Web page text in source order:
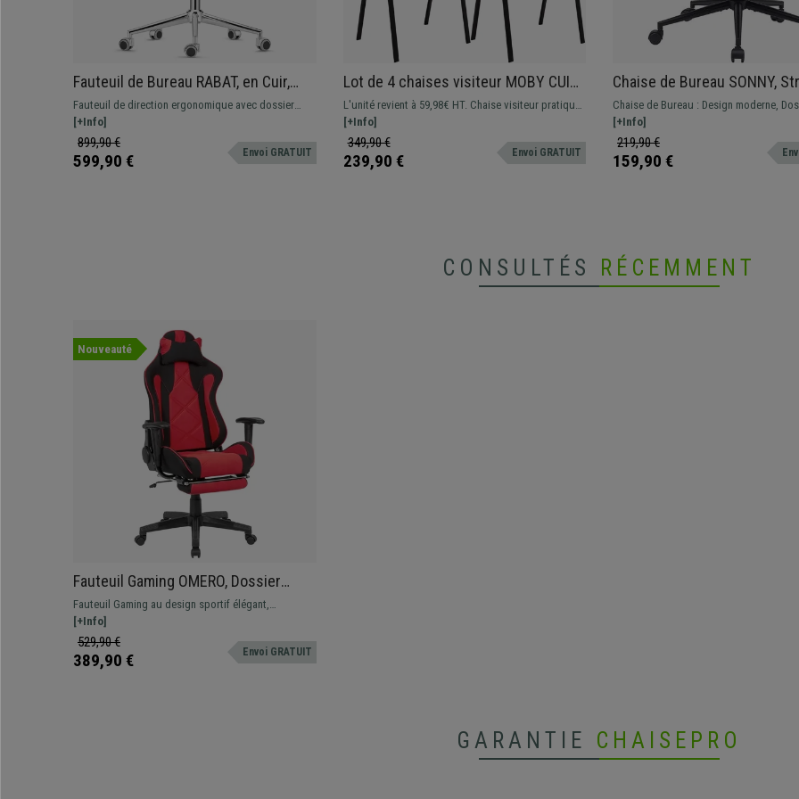
Fauteuil de Bureau RABAT, en Cuir,
Rouge, Dossier Basculant Taille
Intermédiaire
Fauteuil de direction ergonomique avec dossier
basculant. Design et finitions parfaites, luxe et
confort au meilleur prix
[+Info]
899,90 €
599,90 € Envoi GRATUIT
Lot de 4 chaises visiteur MOBY CUIR,
Commode et Pratique, Prix
Incroyable, Gris et Piétement Noir
L'unité revient à 59,98€ HT. Chaise visiteur pratique
MOBY CUIR, c'est la chaise visiteur par excellence
avec des lignes classiques pour que les clients
puissent s'asseoir, à placer dans les salles
d'attente... Disponible en différentes couleurs
[+Info]
349,90 €
239,90 € Envoi GRATUIT
Chaise de Bureau SONNY,
en Métal, Revêtement en
Crème
Chaise de Bureau : Design moderne,
Assise rembourrés, Hauteur Réglable.
[+Info]
219,90 €
159,90 €
CONSULTÉS RÉCEMMENT
Nouveauté
Fauteuil Gaming OMERO, Dossier
Basculant, Coussin Cervical et
Repose-pieds, Rouge et Noir
Fauteuil Gaming au design sportif élégant,
rembourré en tissu de qualité. Grand confort grâce à
son dossier ajustable, son coussin cervical et son
repose-pieds.
[+Info]
529,90 €
389,90 € Envoi GRATUIT
GARANTIE CHAISEPRO